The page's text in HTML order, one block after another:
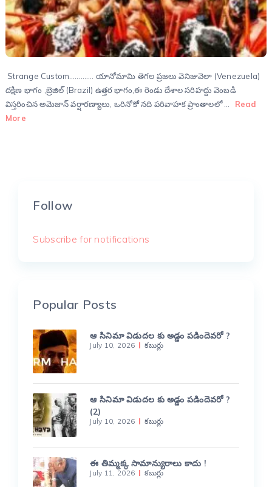
Strange Custom…………. యానోమామి తెగల ప్రజలు వెనిజువెలా (Venezuela)
దక్షిణ భాగం ,బ్రెజిల్ (Brazil) ఉత్తర భాగం,ఈ రెండు దేశాల సరిహద్దు వెంబడి
విస్తరించిన అమెజాన్ వర్షారణ్యాలు, ఒరినోకో నది పరివాహక ప్రాంతాలలో …
Read
More
Follow
Subscribe for notifications
Popular Posts
ఆ సినిమా విడుదల కు అడ్డం పడిందెవరో ?
July 10, 2026 కబుర్లు
ఆ సినిమా విడుదల కు అడ్డం పడిందెవరో ?
(2)
July 10, 2026 కబుర్లు
ఈ తిమ్మక్క సామాన్యురాలు కాదు !
July 11, 2026 కబుర్లు